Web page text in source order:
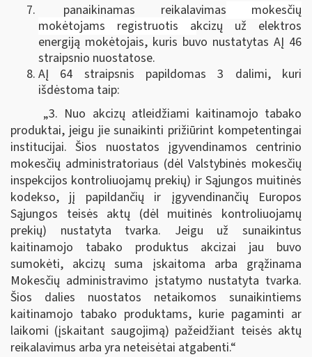
panaikinamas reikalavimas mokesčių
mokėtojams registruotis akcizų už elektros
energiją mokėtojais, kuris buvo nustatytas AĮ 46
straipsnio nuostatose.
AĮ 64 straipsnis papildomas 3 dalimi, kuri
išdėstoma taip:
„3. Nuo akcizų atleidžiami kaitinamojo tabako
produktai, jeigu jie sunaikinti prižiūrint kompetentingai
institucijai. Šios nuostatos įgyvendinamos centrinio
mokesčių administratoriaus (dėl Valstybinės mokesčių
inspekcijos kontroliuojamų prekių) ir Sąjungos muitinės
kodekso, jį papildančių ir įgyvendinančių Europos
Sąjungos teisės aktų (dėl muitinės kontroliuojamų
prekių) nustatyta tvarka. Jeigu už sunaikintus
kaitinamojo tabako produktus akcizai jau buvo
sumokėti, akcizų suma įskaitoma arba grąžinama
Mokesčių administravimo įstatymo nustatyta tvarka.
Šios dalies nuostatos netaikomos sunaikintiems
kaitinamojo tabako produktams, kurie pagaminti ar
laikomi (įskaitant saugojimą) pažeidžiant teisės aktų
reikalavimus arba yra neteisėtai atgabenti.“